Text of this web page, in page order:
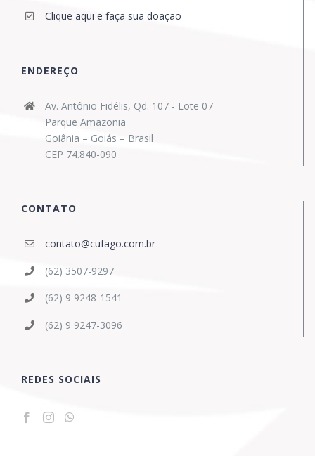
Clique aqui e faça sua doação
ENDEREÇO
Av. Antônio Fidélis, Qd. 107 - Lote 07
Parque Amazonia
Goiânia – Goiás – Brasil
CEP 74.840-090
CONTATO
contato@cufago.com.br
(62) 3507-9297
(62) 9 9248-1541
(62) 9 9247-3096
REDES SOCIAIS